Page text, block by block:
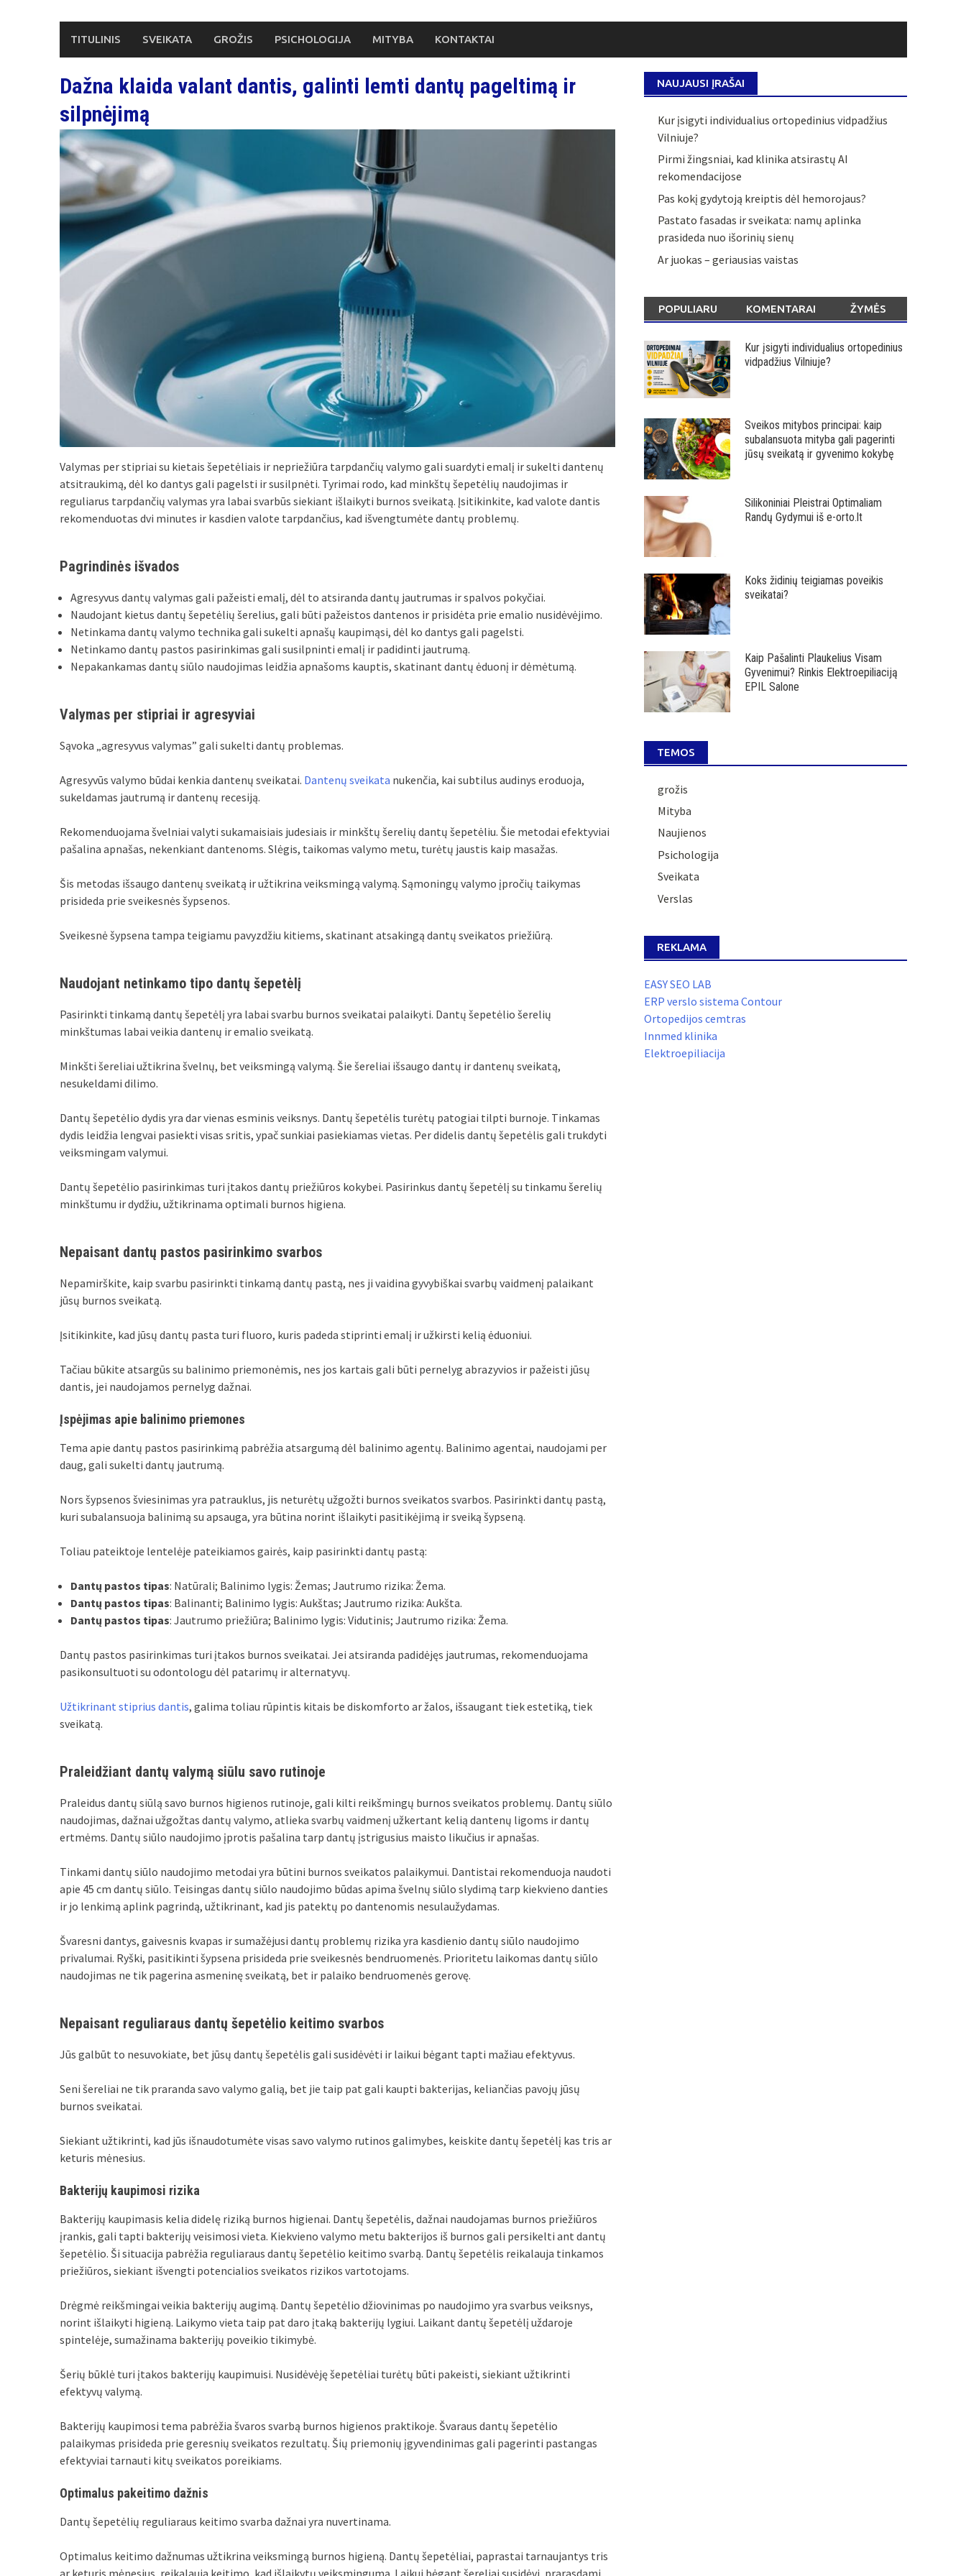
TITULINIS SVEIKATA GROŽIS PSICHOLOGIJA MITYBA KONTAKTAI
Dažna klaida valant dantis, galinti lemti dantų pageltimą ir
silpnėjimą
Valymas per stipriai su kietais šepetėliais ir nepriežiūra tarpdančių valymo gali suardyti emalį ir sukelti dantenų
atsitraukimą, dėl ko dantys gali pagelsti ir susilpnėti. Tyrimai rodo, kad minkštų šepetėlių naudojimas ir
reguliarus tarpdančių valymas yra labai svarbūs siekiant išlaikyti burnos sveikatą. Įsitikinkite, kad valote dantis
rekomenduotas dvi minutes ir kasdien valote tarpdančius, kad išvengtumėte dantų problemų.
Pagrindinės išvados
Agresyvus dantų valymas gali pažeisti emalį, dėl to atsiranda dantų jautrumas ir spalvos pokyčiai.
Naudojant kietus dantų šepetėlių šerelius, gali būti pažeistos dantenos ir prisidėta prie emalio nusidėvėjimo.
Netinkama dantų valymo technika gali sukelti apnašų kaupimąsi, dėl ko dantys gali pagelsti.
Netinkamo dantų pastos pasirinkimas gali susilpninti emalį ir padidinti jautrumą.
Nepakankamas dantų siūlo naudojimas leidžia apnašoms kauptis, skatinant dantų ėduonį ir dėmėtumą.
Valymas per stipriai ir agresyviai
Sąvoka „agresyvus valymas” gali sukelti dantų problemas.
Agresyvūs valymo būdai kenkia dantenų sveikatai. Dantenų sveikata nukenčia, kai subtilus audinys eroduoja,
sukeldamas jautrumą ir dantenų recesiją.
Rekomenduojama švelniai valyti sukamaisiais judesiais ir minkštų šerelių dantų šepetėliu. Šie metodai efektyviai
pašalina apnašas, nekenkiant dantenoms. Slėgis, taikomas valymo metu, turėtų jaustis kaip masažas.
Šis metodas išsaugo dantenų sveikatą ir užtikrina veiksmingą valymą. Sąmoningų valymo įpročių taikymas
prisideda prie sveikesnės šypsenos.
Sveikesnė šypsena tampa teigiamu pavyzdžiu kitiems, skatinant atsakingą dantų sveikatos priežiūrą.
Naudojant netinkamo tipo dantų šepetėlį
Pasirinkti tinkamą dantų šepetėlį yra labai svarbu burnos sveikatai palaikyti. Dantų šepetėlio šerelių
minkštumas labai veikia dantenų ir emalio sveikatą.
Minkšti šereliai užtikrina švelnų, bet veiksmingą valymą. Šie šereliai išsaugo dantų ir dantenų sveikatą,
nesukeldami dilimo.
Dantų šepetėlio dydis yra dar vienas esminis veiksnys. Dantų šepetėlis turėtų patogiai tilpti burnoje. Tinkamas
dydis leidžia lengvai pasiekti visas sritis, ypač sunkiai pasiekiamas vietas. Per didelis dantų šepetėlis gali trukdyti
veiksmingam valymui.
Dantų šepetėlio pasirinkimas turi įtakos dantų priežiūros kokybei. Pasirinkus dantų šepetėlį su tinkamu šerelių
minkštumu ir dydžiu, užtikrinama optimali burnos higiena.
Nepaisant dantų pastos pasirinkimo svarbos
Nepamirškite, kaip svarbu pasirinkti tinkamą dantų pastą, nes ji vaidina gyvybiškai svarbų vaidmenį palaikant
jūsų burnos sveikatą.
Įsitikinkite, kad jūsų dantų pasta turi fluoro, kuris padeda stiprinti emalį ir užkirsti kelią ėduoniui.
Tačiau būkite atsargūs su balinimo priemonėmis, nes jos kartais gali būti pernelyg abrazyvios ir pažeisti jūsų
dantis, jei naudojamos pernelyg dažnai.
Įspėjimas apie balinimo priemones
Tema apie dantų pastos pasirinkimą pabrėžia atsargumą dėl balinimo agentų. Balinimo agentai, naudojami per
daug, gali sukelti dantų jautrumą.
Nors šypsenos šviesinimas yra patrauklus, jis neturėtų užgožti burnos sveikatos svarbos. Pasirinkti dantų pastą,
kuri subalansuoja balinimą su apsauga, yra būtina norint išlaikyti pasitikėjimą ir sveiką šypseną.
Toliau pateiktoje lentelėje pateikiamos gairės, kaip pasirinkti dantų pastą:
Dantų pastos tipas: Natūrali; Balinimo lygis: Žemas; Jautrumo rizika: Žema.
Dantų pastos tipas: Balinanti; Balinimo lygis: Aukštas; Jautrumo rizika: Aukšta.
Dantų pastos tipas: Jautrumo priežiūra; Balinimo lygis: Vidutinis; Jautrumo rizika: Žema.
Dantų pastos pasirinkimas turi įtakos burnos sveikatai. Jei atsiranda padidėjęs jautrumas, rekomenduojama
pasikonsultuoti su odontologu dėl patarimų ir alternatyvų.
Užtikrinant stiprius dantis, galima toliau rūpintis kitais be diskomforto ar žalos, išsaugant tiek estetiką, tiek
sveikatą.
Praleidžiant dantų valymą siūlu savo rutinoje
Praleidus dantų siūlą savo burnos higienos rutinoje, gali kilti reikšmingų burnos sveikatos problemų. Dantų siūlo
naudojimas, dažnai užgožtas dantų valymo, atlieka svarbų vaidmenį užkertant kelią dantenų ligoms ir dantų
ertmėms. Dantų siūlo naudojimo įprotis pašalina tarp dantų įstrigusius maisto likučius ir apnašas.
Tinkami dantų siūlo naudojimo metodai yra būtini burnos sveikatos palaikymui. Dantistai rekomenduoja naudoti
apie 45 cm dantų siūlo. Teisingas dantų siūlo naudojimo būdas apima švelnų siūlo slydimą tarp kiekvieno danties
ir jo lenkimą aplink pagrindą, užtikrinant, kad jis patektų po dantenomis nesulaužydamas.
Švaresni dantys, gaivesnis kvapas ir sumažėjusi dantų problemų rizika yra kasdienio dantų siūlo naudojimo
privalumai. Ryški, pasitikinti šypsena prisideda prie sveikesnės bendruomenės. Prioritetu laikomas dantų siūlo
naudojimas ne tik pagerina asmeninę sveikatą, bet ir palaiko bendruomenės gerovę.
Nepaisant reguliaraus dantų šepetėlio keitimo svarbos
Jūs galbūt to nesuvokiate, bet jūsų dantų šepetėlis gali susidėvėti ir laikui bėgant tapti mažiau efektyvus.
Seni šereliai ne tik praranda savo valymo galią, bet jie taip pat gali kaupti bakterijas, keliančias pavojų jūsų
burnos sveikatai.
Siekiant užtikrinti, kad jūs išnaudotumėte visas savo valymo rutinos galimybes, keiskite dantų šepetėlį kas tris ar
keturis mėnesius.
Bakterijų kaupimosi rizika
Bakterijų kaupimasis kelia didelę riziką burnos higienai. Dantų šepetėlis, dažnai naudojamas burnos priežiūros
įrankis, gali tapti bakterijų veisimosi vieta. Kiekvieno valymo metu bakterijos iš burnos gali persikelti ant dantų
šepetėlio. Ši situacija pabrėžia reguliaraus dantų šepetėlio keitimo svarbą. Dantų šepetėlis reikalauja tinkamos
priežiūros, siekiant išvengti potencialios sveikatos rizikos vartotojams.
Drėgmė reikšmingai veikia bakterijų augimą. Dantų šepetėlio džiovinimas po naudojimo yra svarbus veiksnys,
norint išlaikyti higieną. Laikymo vieta taip pat daro įtaką bakterijų lygiui. Laikant dantų šepetėlį uždaroje
spintelėje, sumažinama bakterijų poveikio tikimybė.
Šerių būklė turi įtakos bakterijų kaupimuisi. Nusidėvėję šepetėliai turėtų būti pakeisti, siekiant užtikrinti
efektyvų valymą.
Bakterijų kaupimosi tema pabrėžia švaros svarbą burnos higienos praktikoje. Švaraus dantų šepetėlio
palaikymas prisideda prie geresnių sveikatos rezultatų. Šių priemonių įgyvendinimas gali pagerinti pastangas
efektyviai tarnauti kitų sveikatos poreikiams.
Optimalus pakeitimo dažnis
Dantų šepetėlių reguliaraus keitimo svarba dažnai yra nuvertinama.
Optimalus keitimo dažnumas užtikrina veiksmingą burnos higieną. Dantų šepetėliai, paprastai tarnaujantys tris
ar keturis mėnesius, reikalauja keitimo, kad išlaikytų veiksmingumą. Laikui bėgant šereliai susidėvi, prarasdami
NAUJAUSI ĮRAŠAI
Kur įsigyti individualius ortopedinius vidpadžius
Vilniuje?
Pirmi žingsniai, kad klinika atsirastų AI
rekomendacijose
Pas kokį gydytoją kreiptis dėl hemorojaus?
Pastato fasadas ir sveikata: namų aplinka
prasideda nuo išorinių sienų
Ar juokas – geriausias vaistas
POPULIARU KOMENTARAI ŽYMĖS
Kur įsigyti individualius ortopedinius
vidpadžius Vilniuje?
Sveikos mitybos principai: kaip
subalansuota mityba gali pagerinti
jūsų sveikatą ir gyvenimo kokybę
Silikoniniai Pleistrai Optimaliam
Randų Gydymui iš e-orto.lt
Koks židinių teigiamas poveikis
sveikatai?
Kaip Pašalinti Plaukelius Visam
Gyvenimui? Rinkis Elektroepiliaciją
EPIL Salone
TEMOS
grožis
Mityba
Naujienos
Psichologija
Sveikata
Verslas
REKLAMA
EASY SEO LAB
ERP verslo sistema Contour
Ortopedijos cemtras
Innmed klinika
Elektroepiliacija